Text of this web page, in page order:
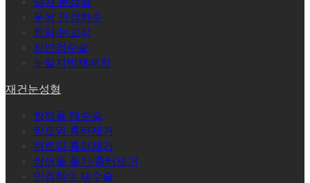
무쌍 안검하수
트임/눈꼬리
하안검수술
눈밑지방재배치
재건눈성형
쌍꺼풀 재수술
앞트임 흉터제거
뒤트임 흉터제거
쌍꺼풀 풀기/흉터제거
안검하수 재수술